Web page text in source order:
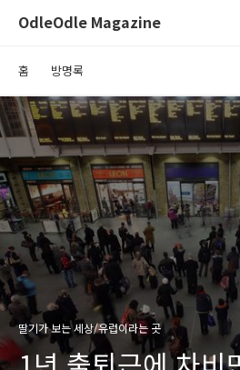
OdleOdle Magazine
홈 방명록
딸기가 보는 세상/유럽이라는 곳